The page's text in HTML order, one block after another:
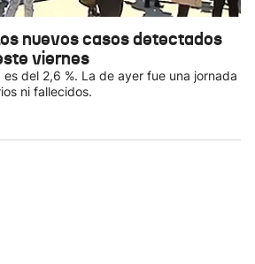
nuevos casos detectados
viernes
del 2,6 %. La de ayer fue una jornada
ni fallecidos.